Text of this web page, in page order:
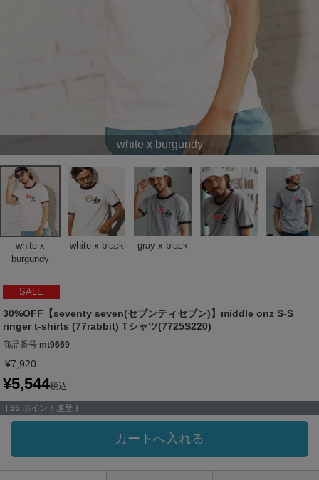
white x burgundy
white x
burgundy
white x black gray x black
SALE
30%OFF【seventy seven(セブンティセブン)】middle onz S-S
ringer t-shirts (77rabbit) Tシャツ(7725S220)
商品番号 mt9669
¥7,920
¥5,544税込
[ 55 ポイント進呈 ]
カートへ入れる